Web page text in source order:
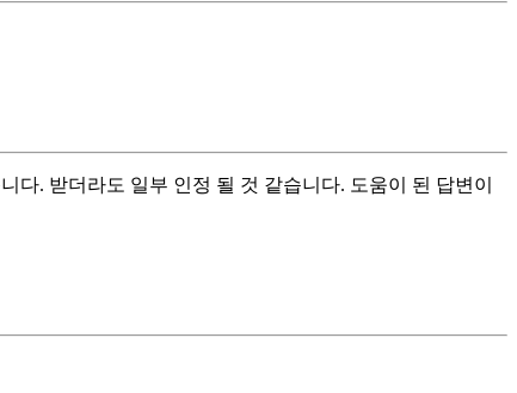
. 받더라도 일부 인정 될 것 같습니다. 도움이 된 답변이